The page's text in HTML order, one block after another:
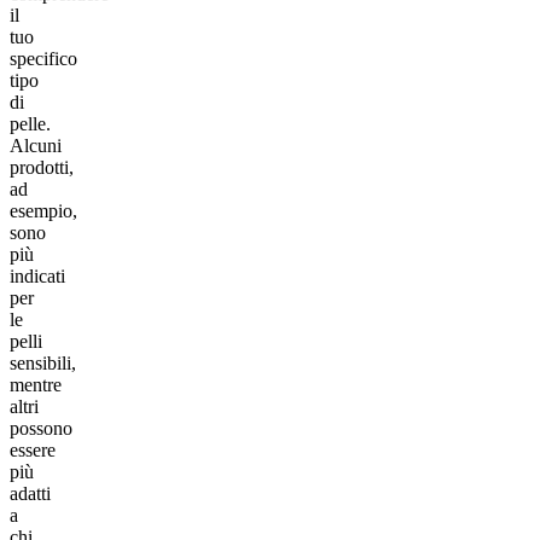
il
tuo
specifico
tipo
di
pelle.
Alcuni
prodotti,
ad
esempio,
sono
più
indicati
per
le
pelli
sensibili,
mentre
altri
possono
essere
più
adatti
a